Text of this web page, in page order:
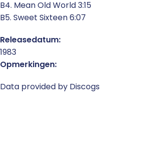
B4. Mean Old World 3:15
B5. Sweet Sixteen 6:07
Releasedatum:
1983
Opmerkingen:
Data provided by Discogs